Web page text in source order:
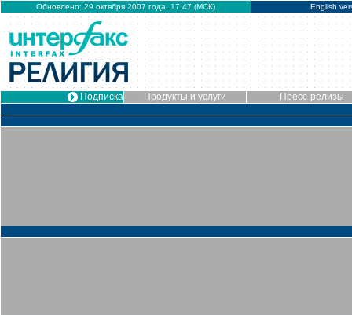
Обновлено: 29 октября 2007 года, 17:47 (МСК) English
Подписка Продукты и услуги Пресс-релизы